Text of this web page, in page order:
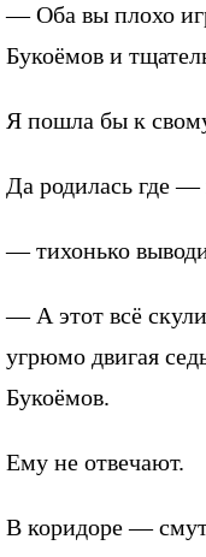
— Оба вы плохо
Букоёмов и
Я пошла бы к
Да родилась где
— тихонько
— А этот всё
угрюмо двигая
Букоёмов.
Ему не отвечают.
В коридоре —